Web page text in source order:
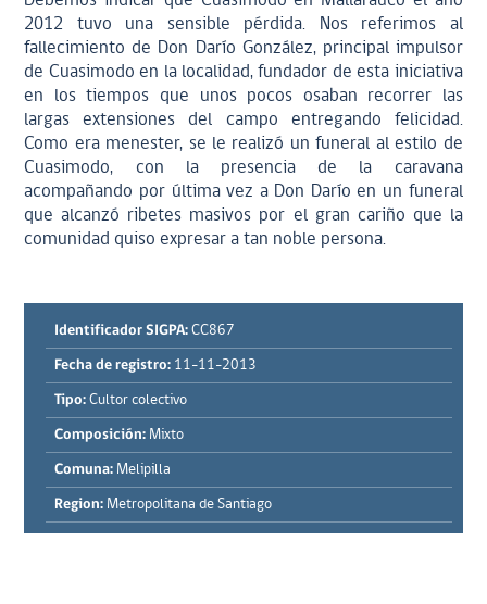
2012 tuvo una sensible pérdida. Nos referimos al
fallecimiento de Don Darío González, principal impulsor
de Cuasimodo en la localidad, fundador de esta iniciativa
en los tiempos que unos pocos osaban recorrer las
largas extensiones del campo entregando felicidad.
Como era menester, se le realizó un funeral al estilo de
Cuasimodo, con la presencia de la caravana
acompañando por última vez a Don Darío en un funeral
que alcanzó ribetes masivos por el gran cariño que la
comunidad quiso expresar a tan noble persona.
Identificador SIGPA: CC867
Fecha de registro: 11-11-2013
Tipo: Cultor colectivo
Composición: Mixto
Comuna: Melipilla
Region: Metropolitana de Santiago